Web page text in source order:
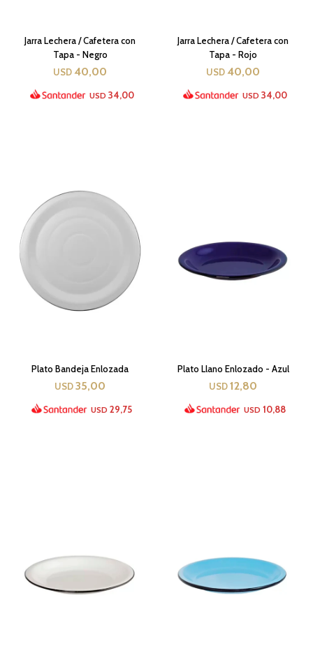
Jarra Lechera / Cafetera con
Tapa - Negro
USD 40,00
USD 34,00
Jarra Lechera / Cafetera con
Tapa - Rojo
USD 40,00
USD 34,00
Plato Bandeja Enlozada
USD 35,00
USD 29,75
Plato Llano Enlozado - Azul
USD 12,80
USD 10,88